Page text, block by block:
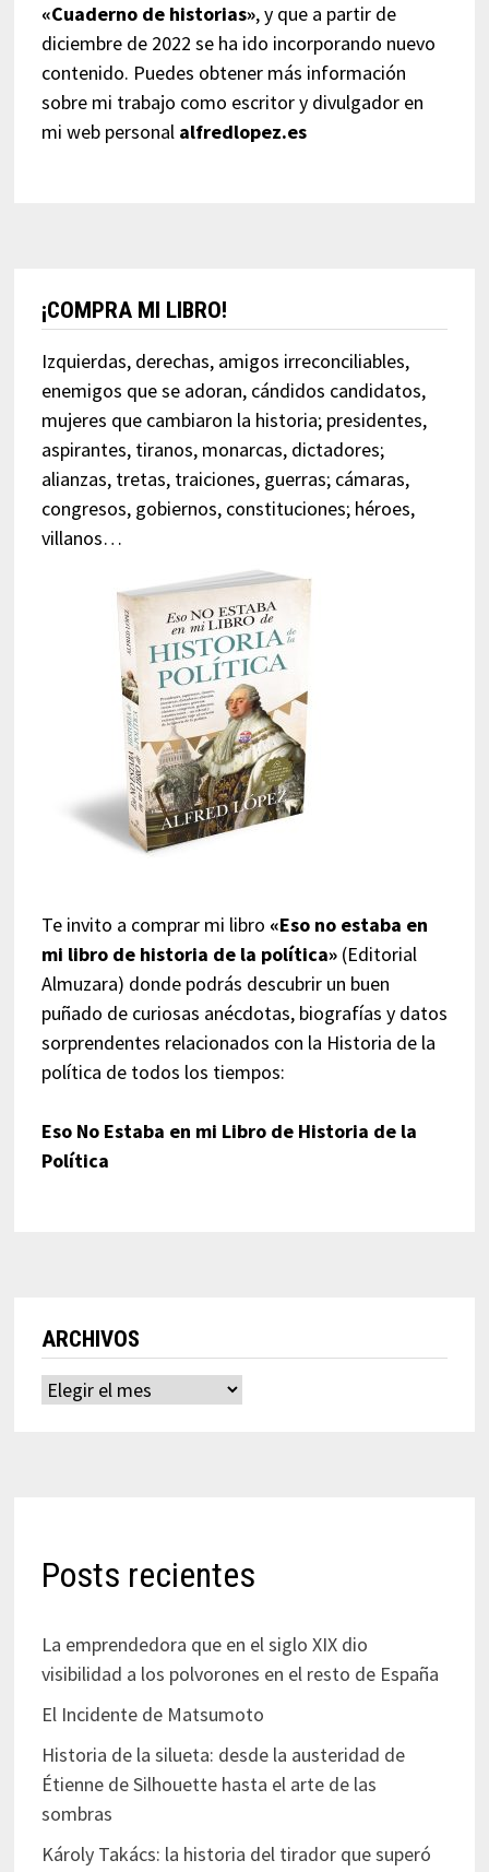
«Cuaderno de historias», y que a partir de
diciembre de 2022 se ha ido incorporando nuevo
contenido. Puedes obtener más información
sobre mi trabajo como escritor y divulgador en
mi web personal alfredlopez.es
¡COMPRA MI LIBRO!
Izquierdas, derechas, amigos irreconciliables,
enemigos que se adoran, cándidos candidatos,
mujeres que cambiaron la historia; presidentes,
aspirantes, tiranos, monarcas, dictadores;
alianzas, tretas, traiciones, guerras; cámaras,
congresos, gobiernos, constituciones; héroes,
villanos…
Te invito a comprar mi libro «Eso no estaba en
mi libro de historia de la política»(Editorial
Almuzara) donde podrás descubrir un buen
puñado de curiosas anécdotas, biografías y datos
sorprendentes relacionados con la Historia de la
política de todos los tiempos:
Eso No Estaba en mi Libro de Historia de la
Política
ARCHIVOS
Archivos
Posts recientes
La emprendedora que en el siglo XIX dio
visibilidad a los polvorones en el resto de España
El Incidente de Matsumoto
Historia de la silueta: desde la austeridad de
Étienne de Silhouette hasta el arte de las
sombras
Károly Takács: la historia del tirador que superó